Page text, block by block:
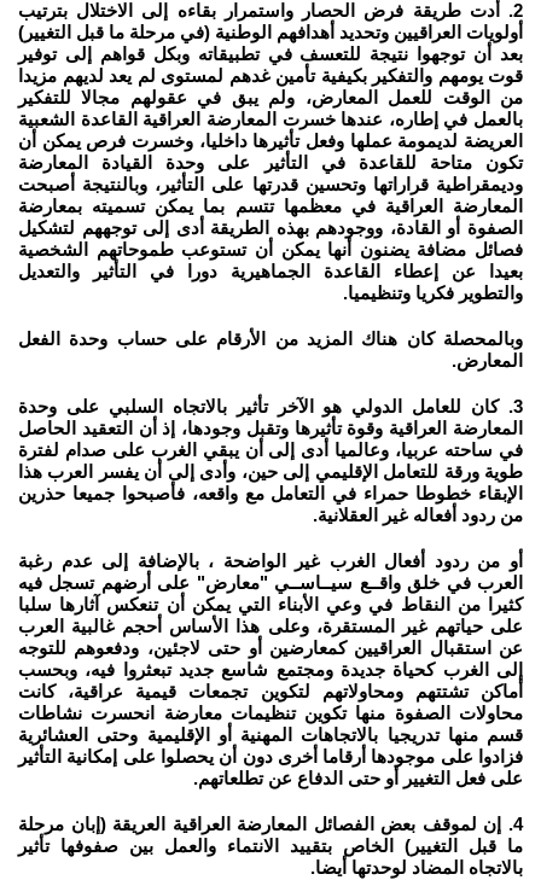
2. أدت طريقة فرض الحصار واستمرار بقاءه إلى الاختلال بترتيب
أولويات العراقيين وتحديد أهدافهم الوطنية (في مرحلة ما قبل التغيير)
بعد أن توجهوا نتيجة للتعسف في تطبيقاته وبكل قواهم إلى توفير
قوت يومهم والتفكير بكيفية تأمين غدهم لمستوى لم يعد لديهم مزيدا
من الوقت للعمل المعارض، ولم يبق في عقولهم مجالا للتفكير
بالعمل في إطاره، عندها خسرت المعارضة العراقية القاعدة الشعبية
العريضة لديمومة عملها وفعل تأثيرها داخليا، وخسرت فرص يمكن أن
تكون متاحة للقاعدة في التأثير على وحدة القيادة المعارضة
وديمقراطية قراراتها وتحسين قدرتها على التأثير، وبالنتيجة أصبحت
المعارضة العراقية في معظمها تتسم بما يمكن تسميته بمعارضة
الصفوة أو القادة، ووجودهم بهذه الطريقة أدى إلى توجههم لتشكيل
فصائل مضافة يضنون أنها يمكن أن تستوعب طموحاتهم الشخصية
بعيدا عن إعطاء القاعدة الجماهيرية دورا في التأثير والتعديل
والتطوير فكريا وتنظيميا.
وبالمحصلة كان هناك المزيد من الأرقام على حساب وحدة الفعل
المعارض.
3. كان للعامل الدولي هو الآخر تأثير بالاتجاه السلبي على وحدة
المعارضة العراقية وقوة تأثيرها وتقبل وجودها، إذ أن التعقيد الحاصل
في ساحته عربيا، وعالميا أدى إلى أن يبقي الغرب على صدام لفترة
طوية ورقة للتعامل الإقليمي إلى حين، وأدى إلى أن يفسر العرب هذا
الإبقاء خطوطا حمراء في التعامل مع واقعه، فأصبحوا جميعا حذرين
من ردود أفعاله غير العقلانية.
أو من ردود أفعال الغرب غير الواضحة ، بالإضافة إلى عدم رغبة
العرب في خلق واقــع سيــاســي "معارض" على أرضهم تسجل فيه
كثيرا من النقاط في وعي الأبناء التي يمكن أن تنعكس آثارها سلبا
على حياتهم غير المستقرة، وعلى هذا الأساس أحجم غالبية العرب
عن استقبال العراقيين كمعارضين أو حتى لاجئين، ودفعوهم للتوجه
إلى الغرب كحياة جديدة ومجتمع شاسع جديد تبعثروا فيه، وبحسب
أماكن تشتتهم ومحاولاتهم لتكوين تجمعات قيمية عراقية، كانت
محاولات الصفوة منها تكوين تنظيمات معارضة انحسرت نشاطات
قسم منها تدريجيا بالاتجاهات المهنية أو الإقليمية وحتى العشائرية
فزادوا على موجودها أرقاما أخرى دون أن يحصلوا على إمكانية التأثير
على فعل التغيير أو حتى الدفاع عن تطلعاتهم.
4. إن لموقف بعض الفصائل المعارضة العراقية العريقة (إبان مرحلة
ما قبل التغيير) الخاص بتقييد الانتماء والعمل بين صفوفها تأثير
بالاتجاه المضاد لوحدتها أيضا.